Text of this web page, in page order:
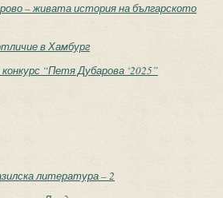
– живата история на българското
в Хамбург
“Петя Дубарова ‘2025”
литература – 2